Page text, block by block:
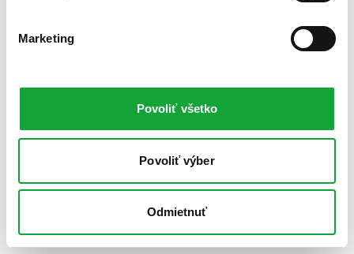
Marketing
Povoliť všetko
Povoliť výber
Odmietnuť